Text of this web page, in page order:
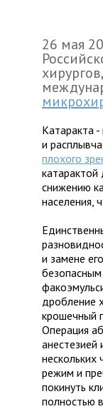
26 мая
Катаракта
и
плохого
катарактой
снижению
населения,
и замене
дробление
крошечный
Операция
нескольких
режим и
покинуть
полностью